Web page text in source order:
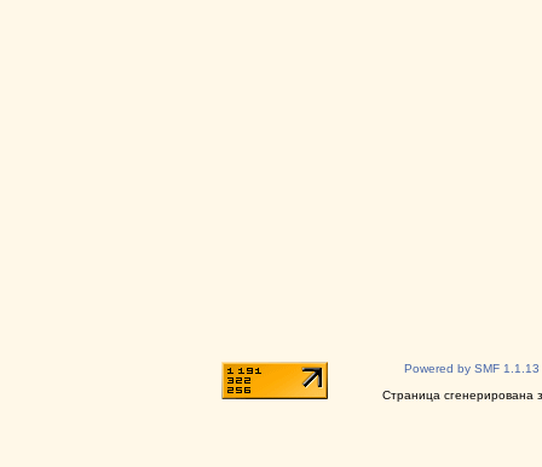
Powered by SMF 1.1.13
Страница сгенерирована